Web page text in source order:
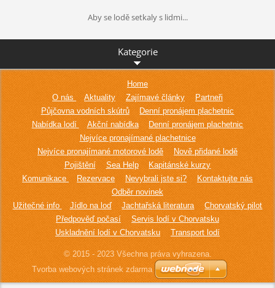
Aby se lodě setkaly s lidmi...
Kategorie
Home
O nás
Aktuality Zajímavé články
Partneři
Půjčovna vodních skútrů
Denní pronájem plachetnic
Nabídka lodí
Akční nabídka
Denní pronájem plachetnic
Nejvíce pronajímané plachetnice
Nejvíce pronajímané motorové lodě
Nově přidané lodě
Pojištění
Sea Help
Kapitánské kurzy
Komunikace
Rezervace Nevybrali jste si?
Kontaktujte nás
Odběr novinek
Užitečné info
Jídlo na loď Jachtařská literatura
Chorvatský pilot
Předpověď počasí
Servis lodí v Chorvatsku
Uskladnění lodí v Chorvatsku
Transport lodí
© 2015 - 2023 Všechna práva vyhrazena.
Tvorba webových stránek zdarma